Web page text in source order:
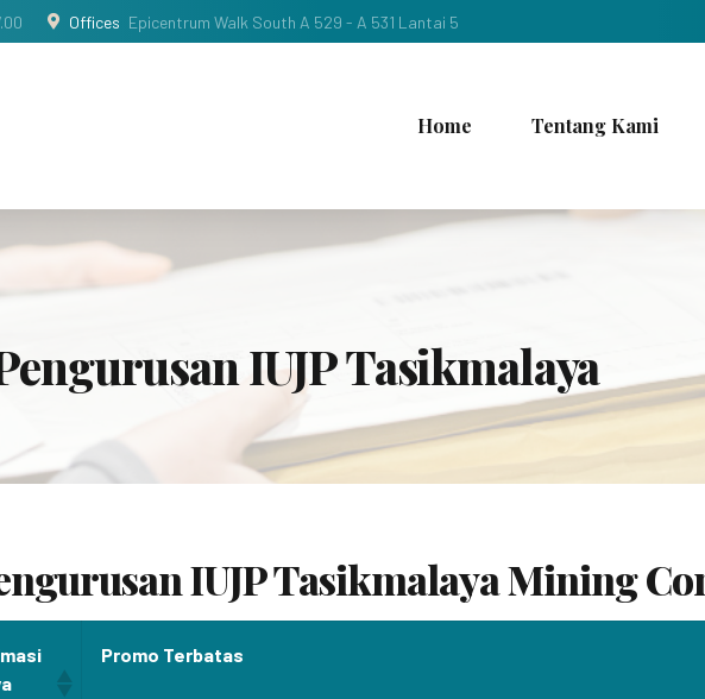
Offices Epicentrum Walk South A 529 - A 531 Lantai 5
Home Tentang Kami
IUJP Tasikmalaya
IUJP Tasikmalaya Mining
Promo Terbatas